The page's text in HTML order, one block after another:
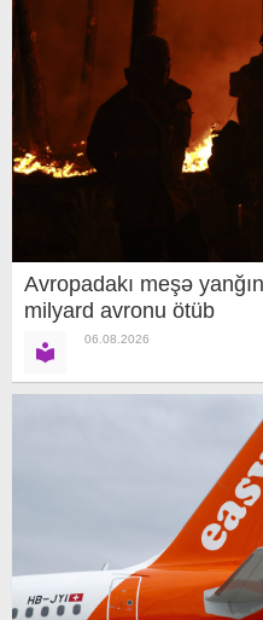
Avropadakı meşə
milyard avronu ötüb
06.08.2026